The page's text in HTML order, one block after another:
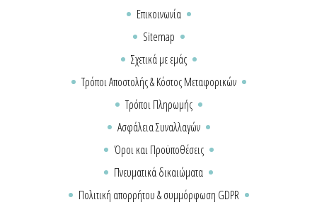
Επικοινωνία
Sitemap
Σχετικά με εμάς
Τρόποι Αποστολής & Κόστος Μεταφορικών
Τρόποι Πληρωμής
Ασφάλεια Συναλλαγών
Όροι και Προϋποθέσεις
Πνευματικά δικαιώματα
Πολιτική απορρήτου & συμμόρφωση GDPR